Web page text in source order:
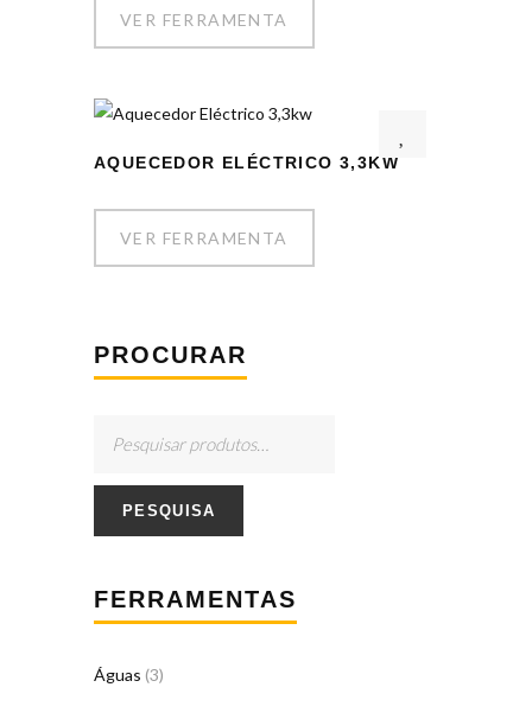
VER FERRAMENTA
AQUECEDOR ELÉCTRICO 3,3KW
VER FERRAMENTA
PROCURAR
PESQUISA
FERRAMENTAS
Águas (3)